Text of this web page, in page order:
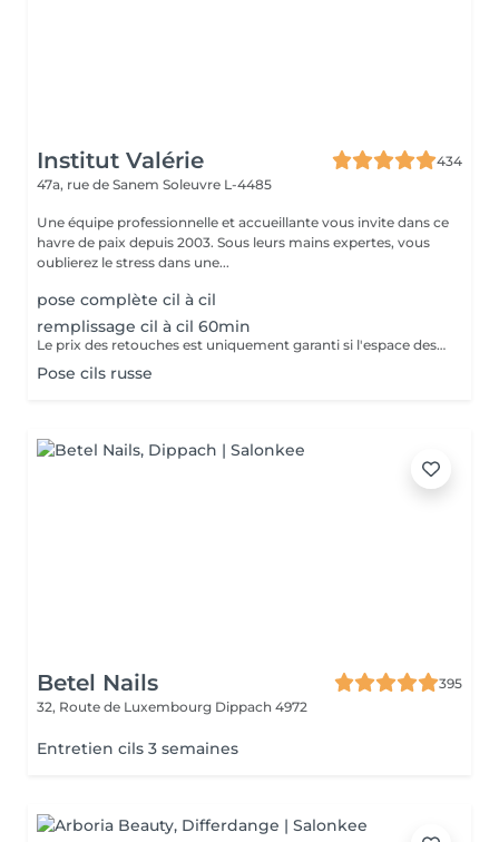
Institut Valérie
434
47a, rue de Sanem Soleuvre L-4485
Une équipe professionnelle et accueillante vous invite dans ce
havre de paix depuis 2003. Sous leurs mains expertes, vous
oublierez le stress dans une...
pose complète cil à cil
remplissage cil à cil 60min
Le prix des retouches est uniquement garanti si l'espace des retouches est respecté et si la cliente a respecté les consignes de soins à domicile.
Pose cils russe
Betel Nails
395
32, Route de Luxembourg Dippach 4972
Entretien cils 3 semaines